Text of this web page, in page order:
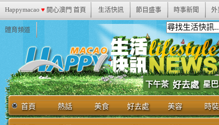
Happymacao ♥ 開心澳門 首頁 生活快訊 節目盛事 時事新聞 外
體育頻道
下午茶 好去處 星
首頁 熱話 美食 好去處 美容 時裝